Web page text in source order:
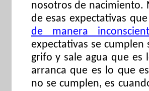
nosotros de nacimiento.
de esas expectativas
de manera
expectativas se
grifo y sale agua que es
arranca que es lo que
no se cumplen, es